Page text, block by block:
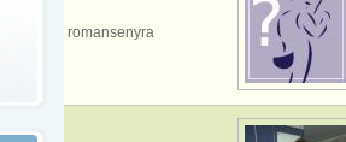
romansenyra